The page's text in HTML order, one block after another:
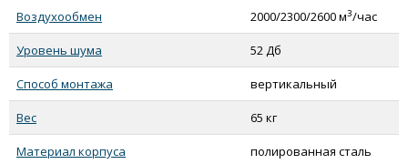
Тепломаш КЭВ-36П6042Е (нержавеющая)
Тепломаш КЭВ-24П6043Е (полированная)
Тепломаш КЭВ-36П6043Е (полированная)
Тепломаш КЭВ-48П6043Е (полированная)
Тепломаш КЭВ-24П6043Е (нержавеющая)
Тепломаш КЭВ-36П6043Е (нержавеющая)
Тепломаш КЭВ-48П6043Е (нержавеющая)
Воздухообмен 2000/2300/2600 м3/час
Уровень шума 52 Дб
Способ монтажа вертикальный
Вес 65 кг
Материал корпуса полированная сталь